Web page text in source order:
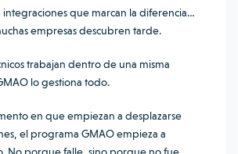
que marcan la diferencia…
empresas descubren tarde.
trabajan dentro de una misma
lo gestiona todo.
en que empiezan a desplazarse
el programa GMAO empieza a